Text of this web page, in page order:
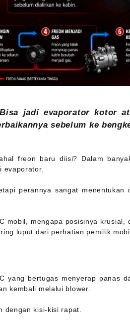
jadi evaporator kotor
sebelum ke
freon baru diisi? Dalam
evaporator.
perannya sangat menentukan
mobil, mengapa posisinya krusial,
luput dari perhatian pemilik
yang bertugas menyerap panas
kembali melalui blower.
dengan kisi-kisi rapat.